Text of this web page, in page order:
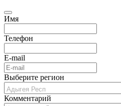
Имя
Телефон
E-mail
Выберите регион
Комментарий